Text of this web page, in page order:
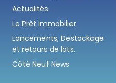
Actualités
Le Prêt Immobilier
Lancements, Destockage
et retours de lots.
Côté Neuf News